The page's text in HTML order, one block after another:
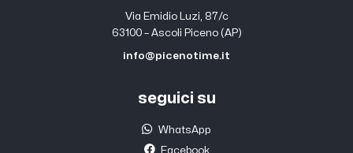
Via Emidio Luzi, 87/c
63100 – Ascoli Piceno (AP)
info@picenotime.it
seguici su
WhatsApp
Facebook